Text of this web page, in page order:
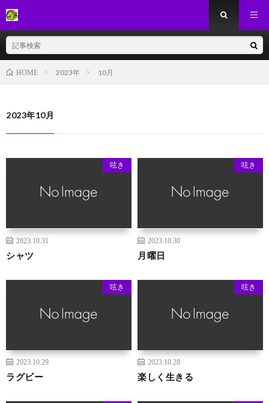
HOME 2023年 10月
2023年10月
呟き
2023.10.31
シャツ
呟き
2023.10.30
月曜日
呟き
2023.10.29
ラグビー
呟き
2023.10.28
楽しく生きる